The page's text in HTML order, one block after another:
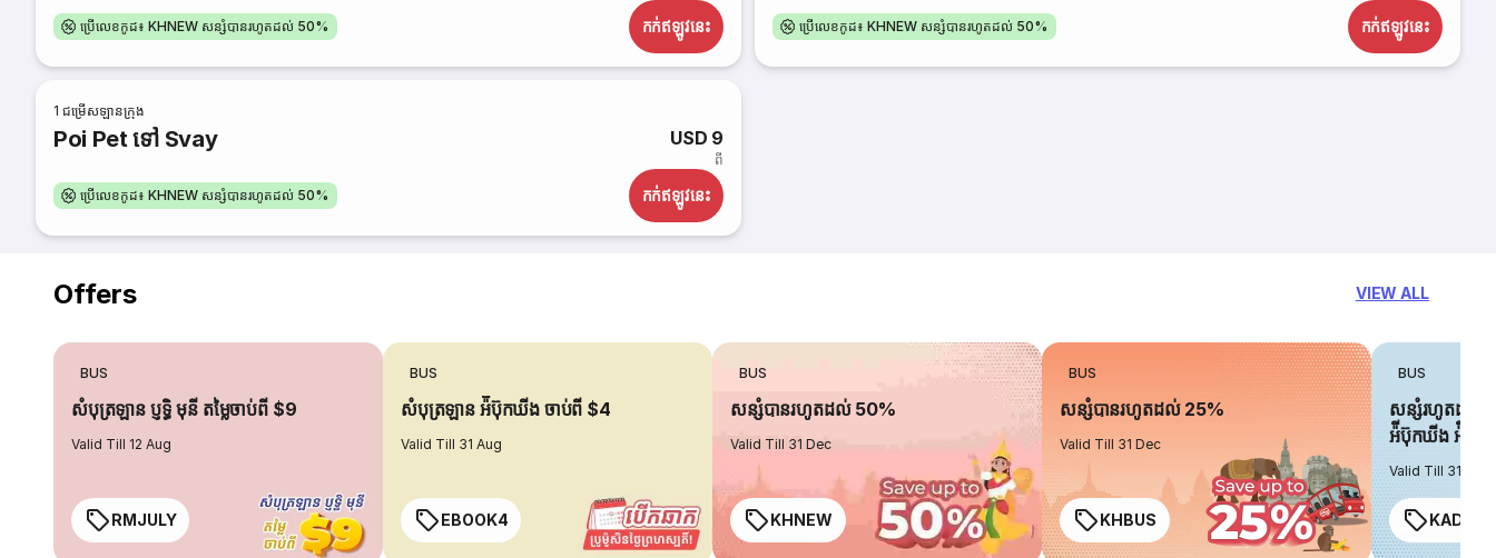
ប្រើលេខកូដ៖ KHNEW សន្សំបានរហូតដល់ 50% កក់​ឥឡូវនេះ ប្រើលេខកូដ៖ KHNEW សន្សំបានរហូតដល់ 50% កក់​ឥឡូវនេះ
1 ជម្រើសឡានក្រុង
Poi Pet ទៅ Svay USD 9
ពី
ប្រើលេខកូដ៖ KHNEW សន្សំបានរហូតដល់ 50% កក់​ឥឡូវនេះ
Offers VIEW ALL
BUS
សំបុត្រឡាន ប្ញទ្ធិ មុនី តម្លៃចាប់ពី $9
Valid Till 12 Aug
RMJULY
BUS
សំបុត្រឡាន អ៉ីប៊ុកឃីង ចាប់ពី $4
Valid Till 31 Aug
EBOOK4
BUS
សន្សំបានរហូតដល់ 50%
Valid Till 31 Dec
KHNEW
BUS
សន្សំបានរហូតដល់ 25%
Valid Till 31 Dec
KHBUS
BUS
សន្សំរហូតដល់
អ៉ីប៊ុកឃីង អ៉ិចប្
Valid Till 31 Dec
KADO20